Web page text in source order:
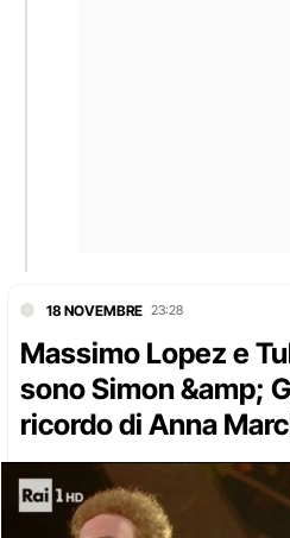
18 NOVEMBRE 23:28
Massimo Lopez e
sono Simon &amp;
ricordo di Anna